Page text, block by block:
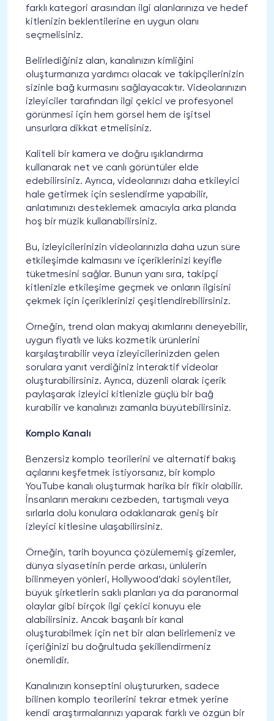
farklı kategori arasından ilgi alanlarınıza ve hedef
kitlenizin beklentilerine en uygun olanı
seçmelisiniz.
Belirlediğiniz alan, kanalınızın kimliğini
oluşturmanıza yardımcı olacak ve takipçilerinizin
sizinle bağ kurmasını sağlayacaktır. Videolarınızın
izleyiciler tarafından ilgi çekici ve profesyonel
görünmesi için hem görsel hem de işitsel
unsurlara dikkat etmelisiniz.
Kaliteli bir kamera ve doğru ışıklandırma
kullanarak net ve canlı görüntüler elde
edebilirsiniz. Ayrıca, videolarınızı daha etkileyici
hale getirmek için seslendirme yapabilir,
anlatımınızı desteklemek amacıyla arka planda
hoş bir müzik kullanabilirsiniz.
Bu, izleyicilerinizin videolarınızla daha uzun süre
etkileşimde kalmasını ve içeriklerinizi keyifle
tüketmesini sağlar. Bunun yanı sıra, takipçi
kitlenizle etkileşime geçmek ve onların ilgisini
çekmek için içeriklerinizi çeşitlendirebilirsiniz.
Örneğin, trend olan makyaj akımlarını deneyebilir,
uygun fiyatlı ve lüks kozmetik ürünlerini
karşılaştırabilir veya izleyicilerinizden gelen
sorulara yanıt verdiğiniz interaktif videolar
oluşturabilirsiniz. Ayrıca, düzenli olarak içerik
paylaşarak izleyici kitlenizle güçlü bir bağ
kurabilir ve kanalınızı zamanla büyütebilirsiniz.
Komplo Kanalı
Benzersiz komplo teorilerini ve alternatif bakış
açılarını keşfetmek istiyorsanız, bir komplo
YouTube kanalı oluşturmak harika bir fikir olabilir.
İnsanların merakını cezbeden, tartışmalı veya
sırlarla dolu konulara odaklanarak geniş bir
izleyici kitlesine ulaşabilirsiniz.
Örneğin, tarih boyunca çözülememiş gizemler,
dünya siyasetinin perde arkası, ünlülerin
bilinmeyen yönleri, Hollywood’daki söylentiler,
büyük şirketlerin saklı planları ya da paranormal
olaylar gibi birçok ilgi çekici konuyu ele
alabilirsiniz. Ancak başarılı bir kanal
oluşturabilmek için net bir alan belirlemeniz ve
içeriğinizi bu doğrultuda şekillendirmeniz
önemlidir.
Kanalınızın konseptini oluştururken, sadece
bilinen komplo teorilerini tekrar etmek yerine
kendi araştırmalarınızı yaparak farklı ve özgün bir